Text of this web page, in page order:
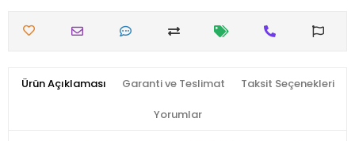
Ürün Açıklaması Garanti ve Teslimat Taksit Seçenekleri
Yorumlar